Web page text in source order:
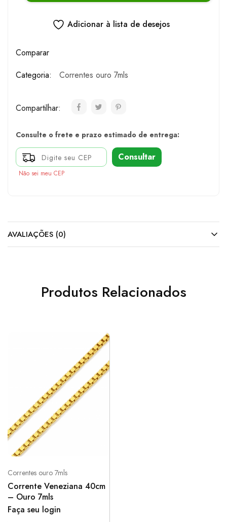
Adicionar à lista de desejos
Comparar
Categoria:
Correntes ouro 7mls
Compartilhar:
Consulte o frete e prazo estimado de entrega:
Consultar
Não sei meu CEP
AVALIAÇÕES (0)
Produtos Relacionados
Correntes ouro 7mls
Corrente Veneziana 40cm
– Ouro 7mls
Faça seu login